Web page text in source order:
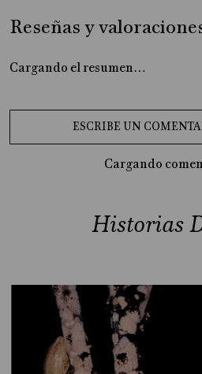
Reseñas y
Cargando el resumen…
Cargando
Historias